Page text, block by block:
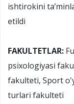
ishtirokini
etildi
FAKULTETLAR:
psixologiyasi
fakulteti, Sport
turlari fakulteti